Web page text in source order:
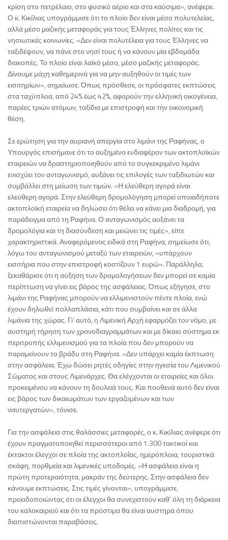
κρίση στο πετρέλαιο, στο φυσικό αέριο και στα καύσιμα», ανέφερε.
Ο κ. Κικίλιας υπογράμμισε ότι το πλοίο δεν είναι μέσο πολυτελείας,
αλλά μέσο μαζικής μεταφοράς για τους Έλληνες πολίτες και τις
νησιωτικές κοινωνίες. «Δεν είναι πολυτέλεια για τους Έλληνες να
ταξιδέψουν, να πάνε στο νησί τους ή να κάνουν μία εβδομάδα
διακοπές. Το πλοίο είναι λαϊκό μέσο, μέσο μαζικής μεταφοράς.
Δίνουμε μάχη καθημερινά για να μην αυξηθούν οι τιμές των
εισιτηρίων», σημείωσε. Όπως πρόσθεσε, οι πρόσφατες εκπτώσεις
στα ταχύπλοα, από 24% έως 42%, αφορούν την ελληνική οικογένεια,
παρέες τριών ατόμων, ταξίδια με επιστροφή και την οικονομική
θέση.
Σε ερώτηση για την αυριανή απεργία στο λιμάνι της Ραφήνας, ο
Υπουργός επισήμανε ότι το αυξημένο ενδιαφέρον των ακτοπλοϊκών
εταιρειών να δραστηριοποιηθούν από το συγκεκριμένο λιμάνι
ενισχύει τον ανταγωνισμό, αυξάνει τις επιλογές των ταξιδιωτών και
συμβάλλει στη μείωση των τιμών. «Η ελεύθερη αγορά είναι
ελεύθερη αγορά. Στην ελεύθερη δρομολόγηση μπορεί οποιαδήποτε
ακτοπλοϊκή εταιρεία να δηλώσει ότι θέλει να κάνει μια διαδρομή, για
παράδειγμα από τη Ραφήνα. Ο ανταγωνισμός αυξάνει τα
δρομολόγια και τη διασύνδεση και μειώνει τις τιμές», είπε
χαρακτηριστικά. Αναφερόμενος ειδικά στη Ραφήνα, σημείωσε ότι,
λόγω του ανταγωνισμού μεταξύ των εταιρειών, «υπάρχουν
εισιτήρια που στην επιστροφή κοστίζουν 1 ευρώ». Παράλληλα,
ξεκαθάρισε ότι η αύξηση των δρομολογήσεων δεν μπορεί σε καμία
περίπτωση να γίνει εις βάρος της ασφάλειας. Όπως εξήγησε, στο
λιμάνι της Ραφήνας μπορούν να ελλιμενιστούν πέντε πλοία, ενώ
έχουν δηλωθεί πολλαπλάσια, κάτι που συμβαίνει και σε άλλα
λιμάνια της χώρας. Γι’ αυτό, η Λιμενική Αρχή εφαρμόζει τον νόμο, με
αυστηρή τήρηση των χρονοδιαγραμμάτων και με δίκαιο σύστημα εκ
περιτροπής ελλιμενισμού για τα πλοία που δεν μπορούν να
παραμείνουν το βράδυ στη Ραφήνα. «Δεν υπάρχει καμία έκπτωση
στην ασφάλεια. Έχω δώσει ρητές οδηγίες στην ηγεσία του Λιμενικού
Σώματος και στους Λιμενάρχες. Θα ελέγχονται οι εταιρείες και όλοι
προκειμένου να κάνουν τη δουλειά τους. Και πουθενά αυτό δεν είναι
εις βάρος των δικαιωμάτων των εργαζομένων και των
ναυτεργατών», τόνισε.
Για την ασφάλεια στις θαλάσσιες μεταφορές, ο κ. Κικίλιας ανέφερε ότι
έχουν πραγματοποιηθεί περισσότεροι από 1.300 τακτικοί και
έκτακτοι έλεγχοι σε πλοία της ακτοπλοΐας, ημερόπλοια, τουριστικά
σκάφη, πορθμεία και λιμενικές υποδομές. «Η ασφάλεια είναι η
πρώτη προτεραιότητα, μακράν της δεύτερης. Στην ασφάλεια δεν
κάνουμε εκπτώσεις. Στις τιμές γίνονται», υπογράμμισε,
προειδοποιώντας ότι οι έλεγχοι θα συνεχιστούν καθ’ όλη τη διάρκεια
του καλοκαιριού και ότι τα πρόστιμα θα είναι αυστηρά όπου
διαπιστώνονται παραβάσεις.